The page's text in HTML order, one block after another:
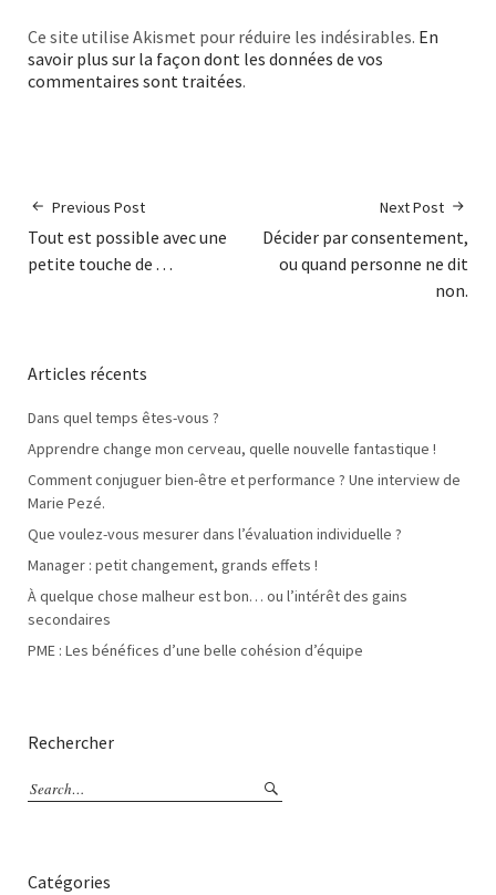
Ce site utilise Akismet pour réduire les indésirables. En
savoir plus sur la façon dont les données de vos
commentaires sont traitées.
Previous Post
Tout est possible avec une
petite touche de . . .
Next Post
Décider par consentement,
ou quand personne ne dit
non.
Articles récents
Dans quel temps êtes-vous ?
Apprendre change mon cerveau, quelle nouvelle fantastique !
Comment conjuguer bien-être et performance ? Une interview de
Marie Pezé.
Que voulez-vous mesurer dans l’évaluation individuelle ?
Manager : petit changement, grands effets !
À quelque chose malheur est bon… ou l’intérêt des gains
secondaires
PME : Les bénéfices d’une belle cohésion d’équipe
Rechercher
Catégories